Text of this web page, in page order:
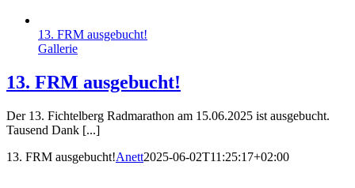
13. FRM ausgebucht!
Gallerie
13. FRM ausgebucht!
Der 13. Fichtelberg Radmarathon am 15.06.2025 ist ausgebucht.
Tausend Dank [...]
13. FRM ausgebucht!Anett2025-06-02T11:25:17+02:00